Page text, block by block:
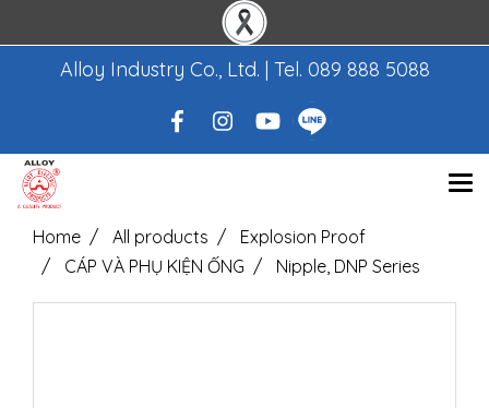
Alloy Industry Co., Ltd. | Tel. 089 888 5088
Home All products
Explosion Proof
CÁP VÀ PHỤ KIỆN ỐNG
Nipple, DNP Series